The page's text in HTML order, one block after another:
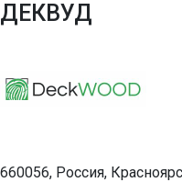
ДЕКВУД
660056, Россия,